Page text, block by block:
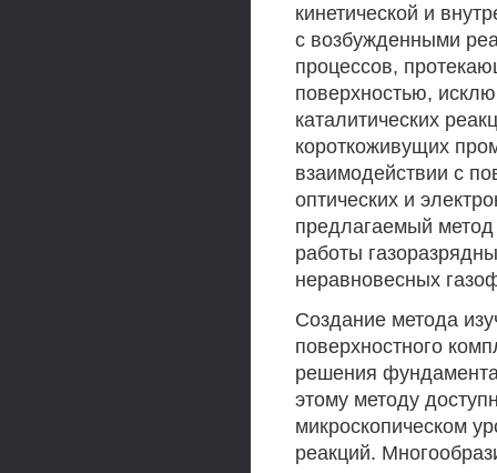
кинетической и
с возбужденными
процессов,
поверхностью,
каталитических
короткоживущих
взаимодействии с
оптических и
предлагаемый
работы
неравновесных
Создание метода
поверхностного
решения
этому методу
микроскопическом
реакций.